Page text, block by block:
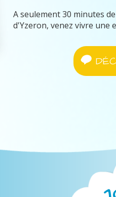
A seulement 30 minutes
d'Yzeron, venez vivre une